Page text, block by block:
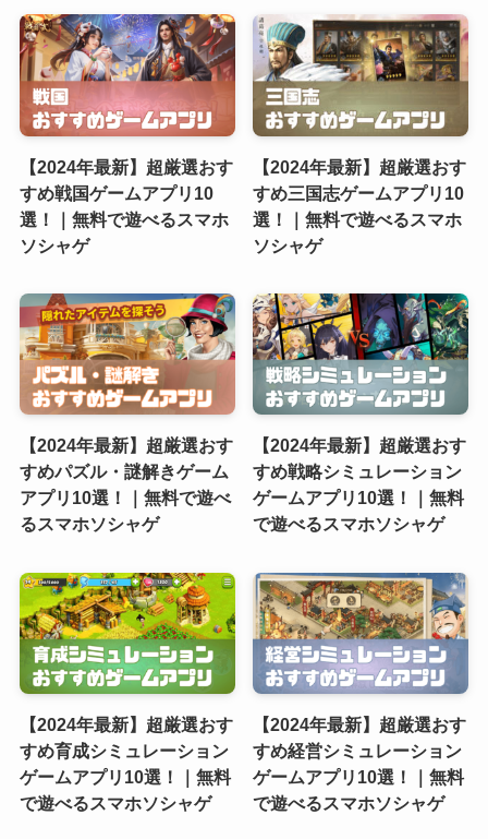
【2024年最新】超厳選おす
すめ戦国ゲームアプリ10
選！｜無料で遊べるスマホ
ソシャゲ
【2024年最新】超厳選おす
すめ三国志ゲームアプリ10
選！｜無料で遊べるスマホ
ソシャゲ
【2024年最新】超厳選おす
すめパズル・謎解きゲーム
アプリ10選！｜無料で遊べ
るスマホソシャゲ
【2024年最新】超厳選おす
すめ戦略シミュレーション
ゲームアプリ10選！｜無料
で遊べるスマホソシャゲ
【2024年最新】超厳選おす
すめ育成シミュレーション
ゲームアプリ10選！｜無料
で遊べるスマホソシャゲ
【2024年最新】超厳選おす
すめ経営シミュレーション
ゲームアプリ10選！｜無料
で遊べるスマホソシャゲ